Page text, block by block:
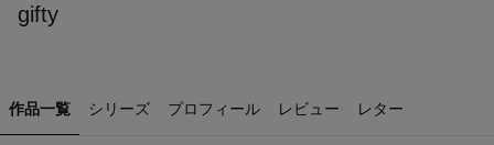
gifty
作品一覧 シリーズ プロフィール レビュー レター